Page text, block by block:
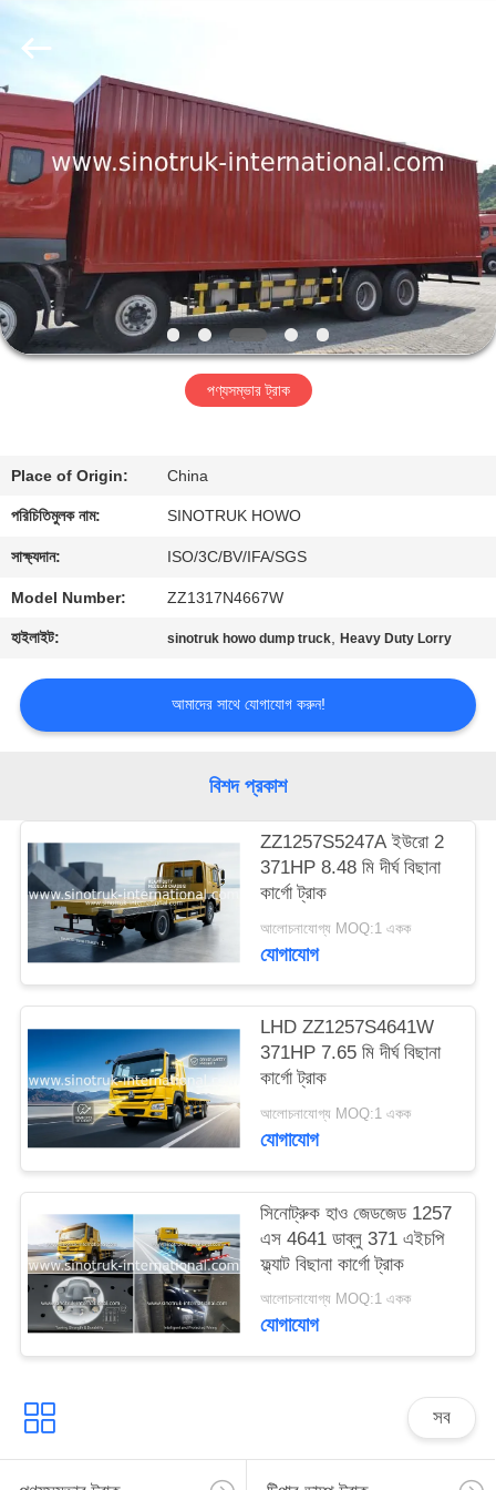
বাড়ি
পণ্য
আমাদের
সম্বন্ধে
কারখানা
গুণমান
নিয়ন্ত্রণ
আমাদের
সাথে
একটি
করুন
সাইট
ম্যাপ
গোপনীয়তা
নীতি
LTD..
Reserved.
পণ্যসম্ভার ট্রাক
Place of Origin: China
পরিচিতিমুলক নাম: SINOTRUK HOWO
সাক্ষ্যদান: ISO/3C/BV/IFA/SGS
Model Number: ZZ1317N4667W
হাইলাইট: sinotruk howo dump truck,Heavy Duty Lorry
আমাদের সাথে যোগাযোগ করুন!
বিশদ প্রকাশ
ZZ1257S5247A ইউরো 2
371HP 8.48 মি দীর্ঘ বিছানা
কার্গো ট্রাক
আলোচনাযোগ্য MOQ:1 একক
যোগাযোগ
LHD ZZ1257S4641W
371HP 7.65 মি দীর্ঘ বিছানা
কার্গো ট্রাক
আলোচনাযোগ্য MOQ:1 একক
যোগাযোগ
সিনোট্রুক হাও জেডজেড 1257
এস 4641 ডাব্লু 371 এইচপি
ফ্ল্যাট বিছানা কার্গো ট্রাক
আলোচনাযোগ্য MOQ:1 একক
যোগাযোগ
সব